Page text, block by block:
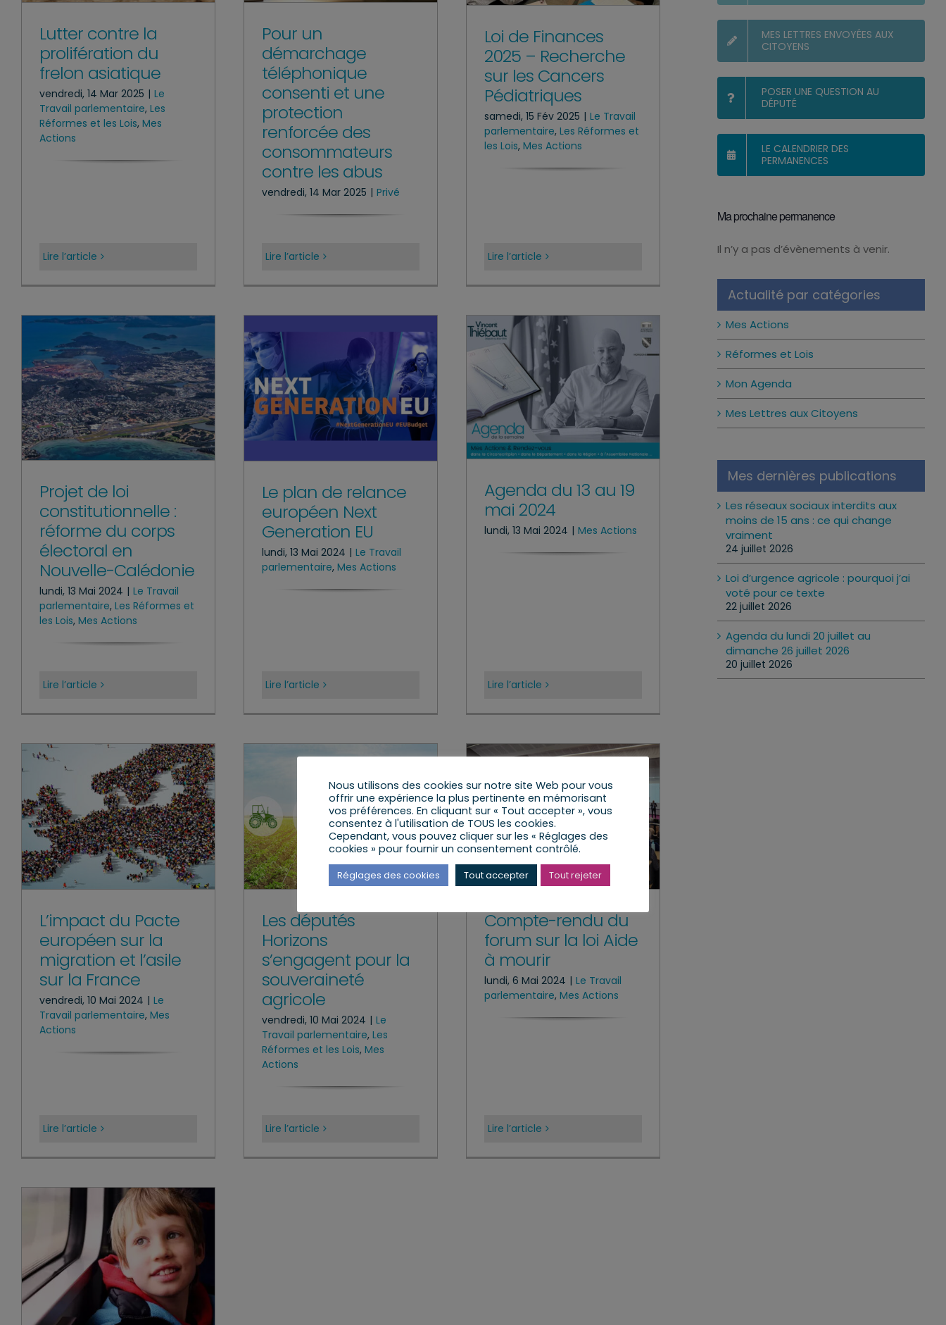
Lutter contre la
prolifération du
frelon asiatique
vendredi, 14 Mar 2025 | Le
Travail parlementaire, Les
Réformes et les Lois, Mes
Actions
Lire l’article
Pour un
démarchage
téléphonique
consenti et une
protection
renforcée des
consommateurs
contre les abus
vendredi, 14 Mar 2025 | Privé
Lire l’article
Loi de Finances
2025 – Recherche
sur les Cancers
Pédiatriques
samedi, 15 Fév 2025 | Le Travail
parlementaire, Les Réformes et
les Lois, Mes Actions
Lire l’article
Projet de loi
constitutionnelle :
réforme du corps
électoral en
Nouvelle-Calédonie
lundi, 13 Mai 2024 | Le Travail
parlementaire, Les Réformes et
les Lois, Mes Actions
Lire l’article
Le plan de relance
européen Next
Generation EU
lundi, 13 Mai 2024 | Le Travail
parlementaire, Mes Actions
Lire l’article
Agenda du 13 au 19
mai 2024
lundi, 13 Mai 2024 | Mes Actions
Lire l’article
L’impact du Pacte
européen sur la
migration et l’asile
sur la France
vendredi, 10 Mai 2024 | Le
Travail parlementaire, Mes
Actions
Lire l’article
Les députés
Horizons
s’engagent pour la
souveraineté
agricole
vendredi, 10 Mai 2024 | Le
Travail parlementaire, Les
Réformes et les Lois, Mes
Actions
Lire l’article
Compte-rendu du
forum sur la loi Aide
à mourir
lundi, 6 Mai 2024 | Le Travail
parlementaire, Mes Actions
Lire l’article
MES LETTRES ENVOYÉES AUX
CITOYENS
POSER UNE QUESTION AU
DÉPUTÉ
LE CALENDRIER DES
PERMANENCES
Ma prochaine permanence
Notice
Il n’y a pas d’évènements à venir.
Actualité par catégories
Mes Actions
Réformes et Lois
Mon Agenda
Mes Lettres aux Citoyens
Mes dernières publications
Les réseaux sociaux interdits aux
moins de 15 ans : ce qui change
vraiment
24 juillet 2026
Loi d’urgence agricole : pourquoi j’ai
voté pour ce texte
22 juillet 2026
Agenda du lundi 20 juillet au
dimanche 26 juillet 2026
20 juillet 2026
Nous utilisons des cookies sur notre site Web pour vous
offrir une expérience la plus pertinente en mémorisant
vos préférences. En cliquant sur « Tout accepter », vous
consentez à l'utilisation de TOUS les cookies.
Cependant, vous pouvez cliquer sur les « Réglages des
cookies » pour fournir un consentement contrôlé.
Réglages des cookies Tout accepter Tout rejeter